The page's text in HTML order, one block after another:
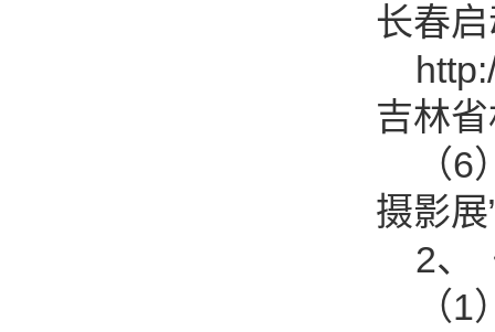
长春
吉林
（6
摄影
2、
（1